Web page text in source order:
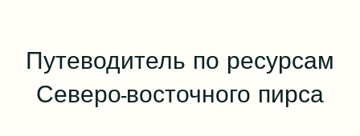
Путеводитель по ресурсам
Северо-восточного пирса